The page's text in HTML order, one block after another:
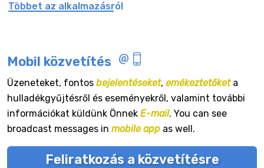
Többet az alkalmazásról
Mobil közvetítés
Üzeneteket, fontos bejelentéseket, emékeztetőketa
hulladékgyűjtésről és eseményekről, valamint további
információkat küldünk Önnek E-mail. You can see
broadcast messages in mobile app as well.
Feliratkozás a közvetítésre